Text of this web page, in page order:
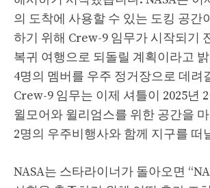
의 도착에 사용할 수 있는 도킹 공간
하기 위해 Crew-9 임무가 시작되기
복귀 여행으로 되돌릴 계획이라고
4명의 멤버를 우주 정거장으로 데려
Crew-9 임무는 이제 셔틀이 2025년
윌모어와 윌리엄스를 위한 공간을
2명의 우주비행사와 함께 지구를 떠
NASA는 스타라이너가 돌아오면